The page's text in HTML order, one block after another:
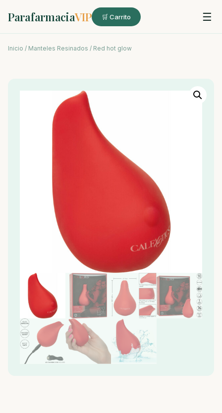
ParafarmaciaVIP 🛒 Carrito ☰
Inicio / Manteles Resinados / Red hot glow